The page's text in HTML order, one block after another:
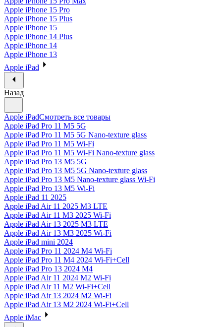
Apple iPhone 15 Pro
Apple iPhone 15 Plus
Apple iPhone 15
Apple iPhone 14 Plus
Apple iPhone 14
Apple iPhone 13
Apple iPad
Назад
Apple iPadСмотреть все товары
Apple iPad Pro 11 M5 5G
Apple iPad Pro 11 M5 5G Nano-texture glass
Apple iPad Pro 11 M5 Wi-Fi
Apple iPad Pro 11 M5 Wi-Fi Nano-texture glass
Apple iPad Pro 13 M5 5G
Apple iPad Pro 13 M5 5G Nano-texture glass
Apple iPad Pro 13 M5 Nano-texture glass Wi-Fi
Apple iPad Pro 13 M5 Wi-Fi
Apple iPad 11 2025
Apple iPad Air 11 2025 M3 LTE
Apple iPad Air 11 M3 2025 Wi-Fi
Apple iPad Air 13 2025 M3 LTE
Apple iPad Air 13 M3 2025 Wi-Fi
Apple iPad mini 2024
Apple iPad Pro 11 2024 M4 Wi-Fi
Apple iPad Pro 11 M4 2024 Wi-Fi+Cell
Apple iPad Pro 13 2024 M4
Apple iPad Air 11 2024 M2 Wi-Fi
Apple iPad Air 11 M2 Wi-Fi+Cell
Apple iPad Air 13 2024 M2 Wi-Fi
Apple iPad Air 13 M2 2024 Wi-Fi+Cell
Apple iMac